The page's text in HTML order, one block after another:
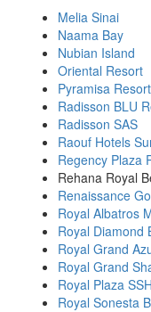
Melia Sinai
Naama Bay
Nubian Island
Oriental Resort
Pyramisa Resort
Radisson BLU
Radisson SAS
Raouf Hotels
Regency Plaza
Rehana Royal
Renaissance
Royal Albatros
Royal Diamond
Royal Grand
Royal Grand
Royal Plaza SSH
Royal Sonesta